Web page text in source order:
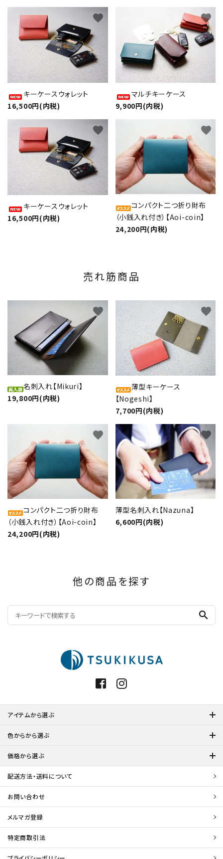
キーケースウォレット
16,500円(内税)
favorite
マルチキーケース
9,900円(内税)
favorite
キーケースウォレット
16,500円(内税)
favorite
コンパクト二つ折り財布
（小銭入れ付き）【Aoi-coin】
24,200円(内税)
favorite
売れ筋商品
名刺入れ【Mikuri】
19,800円(内税)
favorite
薄型キーケース
【Nogeshi】
7,700円(内税)
favorite
コンパクト二つ折り財布
（小銭入れ付き）【Aoi-coin】
24,200円(内税)
favorite
薄型名刺入れ【Nazuna】
6,600円(内税)
favorite
他の商品を探す
search
アイテムから選ぶ
色からから選ぶ
価格から選ぶ
配送方法・送料について
お問い合わせ
メルマガ登録
特定商取引法